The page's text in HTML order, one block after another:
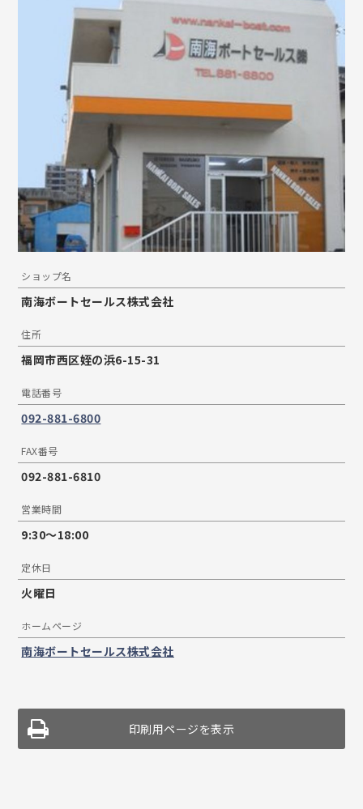
ショップ名
南海ボートセールス株式会社
住所
福岡市西区姪の浜6-15-31
電話番号
092-881-6800
FAX番号
092-881-6810
営業時間
9:30〜18:00
定休日
火曜日
ホームページ
南海ボートセールス株式会社
印刷用ページを表示